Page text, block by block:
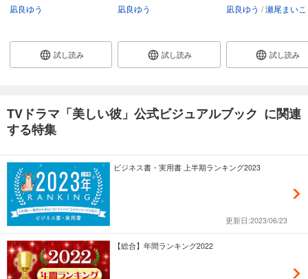
凪良ゆう
試し読み
凪良ゆう
試し読み
凪良ゆう 瀬尾まいこ
試し読み
TVドラマ「美しい彼」公式ビジュアルブック に関連
する特集
ビジネス書・実用書 上半期ランキング2023
更新日:2023/06/23
【総合】年間ランキング2022